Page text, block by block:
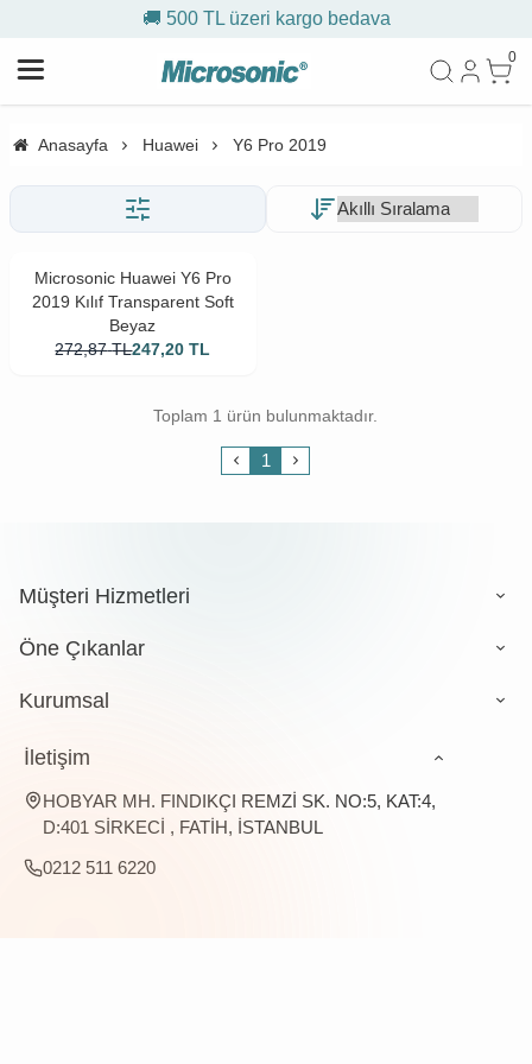
🚚 500 TL üzeri kargo bedava
0
Anasayfa Huawei Y6 Pro 2019
Microsonic Huawei Y6 Pro
2019 Kılıf Transparent Soft
Beyaz
272,87 TL247,20 TL
Toplam 1 ürün bulunmaktadır.
1
Müşteri Hizmetleri
Öne Çıkanlar
Kurumsal
İletişim
HOBYAR MH. FINDIKÇI REMZİ SK. NO:5, KAT:4,
D:401 SİRKECİ , FATİH, İSTANBUL
0212 511 6220